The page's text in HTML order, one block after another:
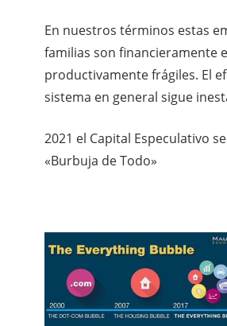
En nuestros términos estas
familias son financieramente
productivamente frágiles. El
sistema en general sigue
2021 el Capital Especulativo
«Burbuja de Todo»